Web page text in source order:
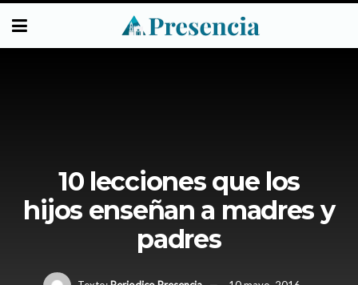
10 lecciones que los
hijos enseñan a madres y
padres